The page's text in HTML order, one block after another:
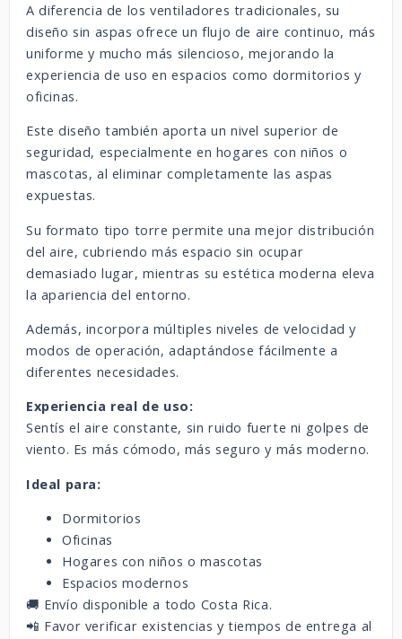
A diferencia de los ventiladores tradicionales, su
diseño sin aspas ofrece un flujo de aire continuo, más
uniforme y mucho más silencioso, mejorando la
experiencia de uso en espacios como dormitorios y
oficinas.
Este diseño también aporta un nivel superior de
seguridad, especialmente en hogares con niños o
mascotas, al eliminar completamente las aspas
expuestas.
Su formato tipo torre permite una mejor distribución
del aire, cubriendo más espacio sin ocupar
demasiado lugar, mientras su estética moderna eleva
la apariencia del entorno.
Además, incorpora múltiples niveles de velocidad y
modos de operación, adaptándose fácilmente a
diferentes necesidades.
Experiencia real de uso:
Sentís el aire constante, sin ruido fuerte ni golpes de
viento. Es más cómodo, más seguro y más moderno.
Ideal para:
Dormitorios
Oficinas
Hogares con niños o mascotas
Espacios modernos
🚚 Envío disponible a todo Costa Rica.
📲 Favor verificar existencias y tiempos de entrega al